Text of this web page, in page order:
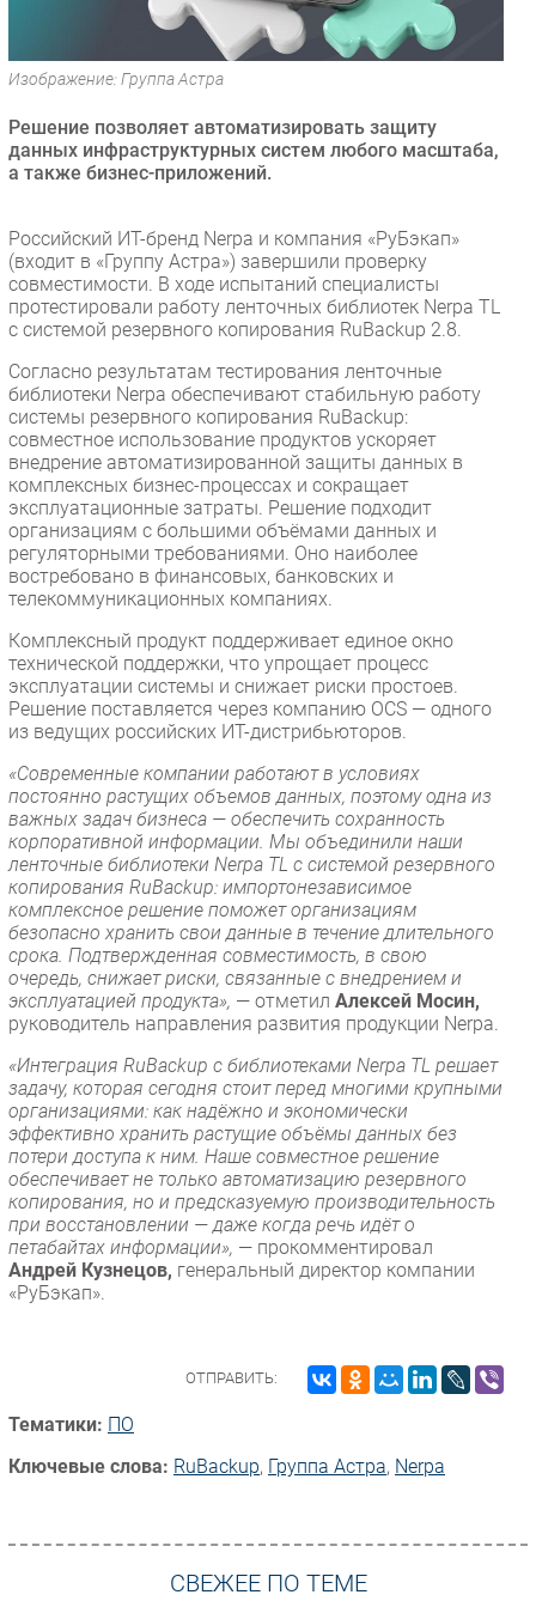
Безопасность
Инновации
Гаджеты
Здоровье
РАЗДЕЛЫ
Новости
Аналитика
Мероприятия
Проекты
IT класс
Тестовый стенд
Каталог компаний
Изображение: Группа Астра
Решение позволяет автоматизировать защиту
данных инфраструктурных систем любого масштаба,
а также бизнес-приложений.
Российский ИТ-бренд Nerpa и компания «РуБэкап»
(входит в «Группу Астра») завершили проверку
совместимости. В ходе испытаний специалисты
протестировали работу ленточных библиотек Nerpa TL
с системой резервного копирования RuBackup 2.8.
Согласно результатам тестирования ленточные
библиотеки Nerpa обеспечивают стабильную работу
системы резервного копирования RuBackup:
совместное использование продуктов ускоряет
внедрение автоматизированной защиты данных в
комплексных бизнес-процессах и сокращает
эксплуатационные затраты. Решение подходит
организациям с большими объёмами данных и
регуляторными требованиями. Оно наиболее
востребовано в финансовых, банковских и
телекоммуникационных компаниях.
Комплексный продукт поддерживает единое окно
технической поддержки, что упрощает процесс
эксплуатации системы и снижает риски простоев.
Решение поставляется через компанию OCS — одного
из ведущих российских ИТ-дистрибьюторов.
«Современные компании работают в условиях
постоянно растущих объемов данных, поэтому одна из
важных задач бизнеса — обеспечить сохранность
корпоративной информации. Мы объединили наши
ленточные библиотеки Nerpa TL с системой резервного
копирования RuBackup: импортонезависимое
комплексное решение поможет организациям
безопасно хранить свои данные в течение длительного
срока. Подтвержденная совместимость, в свою
очередь, снижает риски, связанные с внедрением и
эксплуатацией продукта», — отметил Алексей Мосин,
руководитель направления развития продукции Nerpa.
«Интеграция RuBackup с библиотеками Nerpa TL решает
задачу, которая сегодня стоит перед многими крупными
организациями: как надёжно и экономически
эффективно хранить растущие объёмы данных без
потери доступа к ним. Наше совместное решение
обеспечивает не только автоматизацию резервного
копирования, но и предсказуемую производительность
при восстановлении — даже когда речь идёт о
петабайтах информации», — прокомментировал
Андрей Кузнецов, генеральный директор компании
«РуБэкап».
ОТПРАВИТЬ:
Тематики: ПО
Ключевые слова: RuBackup, Группа Астра, Nerpa
СВЕЖЕЕ ПО ТЕМЕ